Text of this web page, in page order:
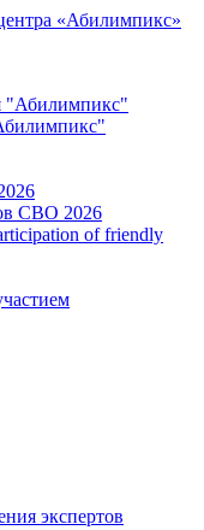
"Абилимпикс"
СВО 2026
of friendly
экспертов